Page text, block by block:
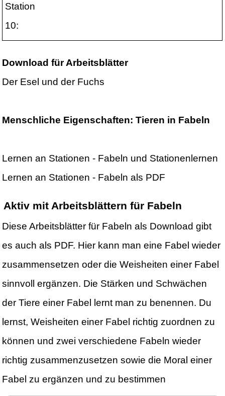
Station
10:
Download für Arbeitsblätter
Der Esel und der Fuchs
Menschliche Eigenschaften: Tieren in Fabeln
Lernen an Stationen - Fabeln und Stationenlernen
Lernen an Stationen - Fabeln als PDF
Aktiv mit Arbeitsblättern für Fabeln
Diese Arbeitsblätter für Fabeln als Download gibt
es auch als PDF. Hier kann man eine Fabel wieder
zusammensetzen oder die Weisheiten einer Fabel
sinnvoll ergänzen. Die Stärken und Schwächen
der Tiere einer Fabel lernt man zu benennen. Du
lernst, Weisheiten einer Fabel richtig zuordnen zu
können und zwei verschiedene Fabeln wieder
richtig zusammenzusetzen sowie die Moral einer
Fabel zu ergänzen und zu bestimmen